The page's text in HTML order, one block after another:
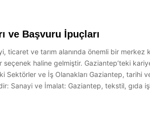
ve Başvuru İpuçları
ticaret ve tarım alanında önemli bir
haline gelmiştir. Gaziantep’teki
Sektörler ve İş Olanakları Gaziantep,
Sanayi ve İmalat: Gaziantep, tekstil, gıda